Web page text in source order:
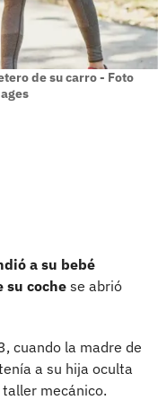
de su carro - Foto
a su bebé
su coche se abrió
cuando la madre de
a su hija oculta
mecánico.